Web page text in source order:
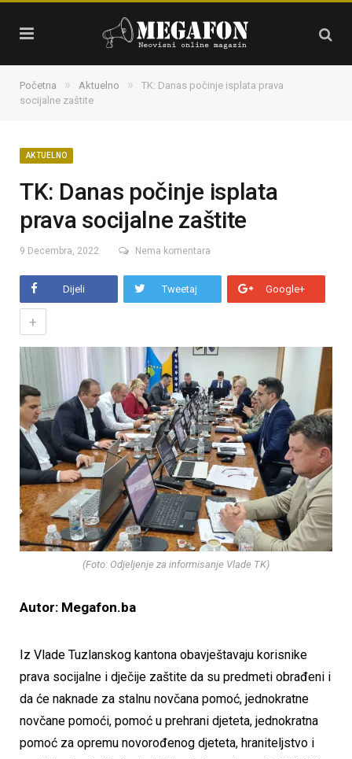
Početna » Aktuelno »
TK: Danas počinje isplata prava
socijalne zaštite
AKTUELNO
TK: Danas počinje isplata
prava socijalne zaštite
9 Decembra, 2022 Nema komentara
Dijeli Tweetaj Google+
+
(Foto: Odjeljenje za informisanje Vlade TK)
Autor: Megafon.ba
Iz Vlade Tuzlanskog kantona obavještavaju korisnike
prava socijalne i dječije zaštite da su predmeti obrađeni i
da će naknade za stalnu novčana pomoć, jednokratne
novčane pomoći, pomoć u prehrani djeteta, jednokratna
pomoć za opremu novorođenog djeteta, hraniteljstvo i